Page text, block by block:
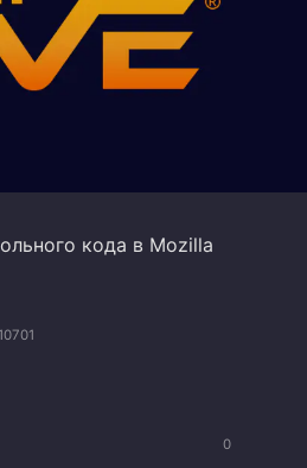
кода в Mozilla
0